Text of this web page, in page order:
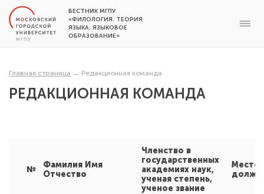
ВЕСТНИК МГПУ
«ФИЛОЛОГИЯ. ТЕОРИЯ
ЯЗЫКА. ЯЗЫКОВОЕ
ОБРАЗОВАНИЕ»
Главная страница → Редакционная команда
РЕДАКЦИОННАЯ КОМАНДА
№
Фамилия Имя
Отчество
Членство в
государственных
академиях наук,
ученая степень,
ученое звание
Место